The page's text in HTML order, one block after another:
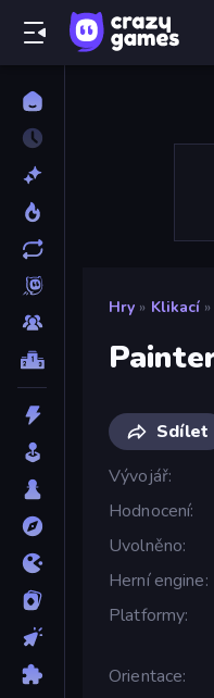
Hry » Klikací »
Sdílet
Vývojář
Hodnocení
Uvolněno
Herní engine
Platformy
Orientace